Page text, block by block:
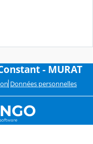
- MURAT
Données personnelles